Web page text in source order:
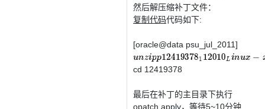
然后解压缩补丁文件：
复制代码代码如下:
[oracle@data psu_jul_2011]
unzipp12419378112010Linux−x 86
cd 12419378
最后在补丁的主目录下执行
opatch apply，等待5~10分钟